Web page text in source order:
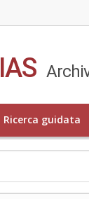
Ricerca guidata